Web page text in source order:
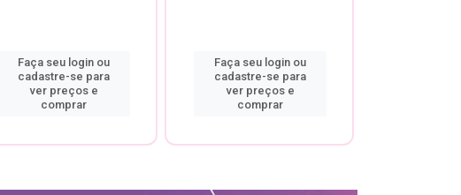
Faça seu login ou
cadastre-se para
ver preços e
comprar
Faça seu login ou
cadastre-se para
ver preços e
comprar